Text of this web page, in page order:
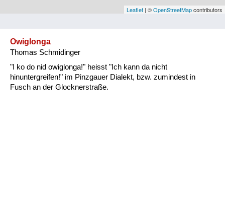
Vorarlberg
Natur und Landwirtschaft
Leaflet | ©OpenStreetMapcontributors
Owiglonga
Thomas Schmidinger
"I ko do nid owiglonga!" heisst "Ich kann da nicht
hinuntergreifen!" im Pinzgauer Dialekt, bzw. zumindest in
Fusch an der Glocknerstraße.